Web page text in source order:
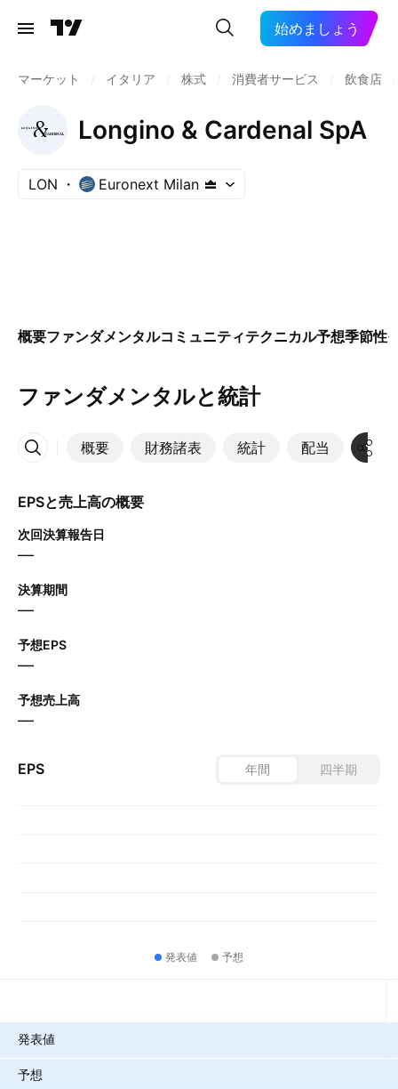
始めましょう
マーケット イタリア 株式 消費者サービス 飲食店
Longino & Cardenal SpA
LON Euronext Milan
概要ファンダメンタルコミュニティテクニカル予想季節性
ファンダメンタルと統計
概要 財務諸表 統計 配当 決算
その他
EPSと売上高の概要
次回決算報告日
—
決算期間
—
予想EPS
—
予想売上高
—
EPS 年間 四半期
発表値 予想
発表値
予想